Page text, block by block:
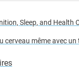
Sleep, and Health
cerveau même avec